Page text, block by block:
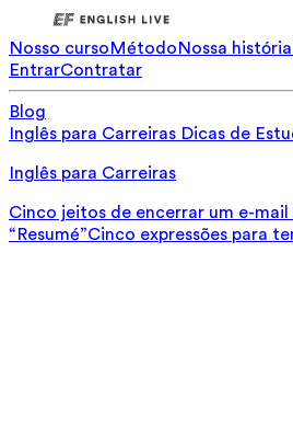
Nosso cursoMétodoNossa história
EntrarContratar
Blog
Inglês para Carreiras Dicas de
Inglês para Carreiras
Cinco jeitos de encerrar um e-
“Resumé”Cinco expressões para